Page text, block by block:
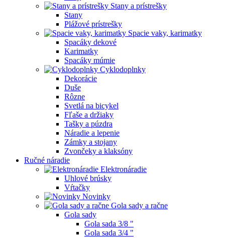
Stany a prístrešky
Stany
Plážové prístrešky
Spacie vaky, karimatky
Spacáky dekové
Karimatky
Spacáky múmie
Cyklodoplnky
Dekorácie
Duše
Rôzne
Svetlá na bicykel
Fľaše a držiaky
Tašky a púzdra
Náradie a lepenie
Zámky a stojany
Zvončeky a klaksóny
Ručné náradie
Elektronáradie
Uhlové brúsky
Vŕtačky
Novinky
Gola sady a račne
Gola sady
Gola sada 3/8 "
Gola sada 3/4 "